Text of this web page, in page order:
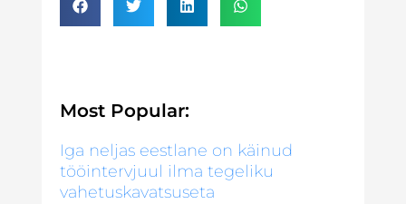
Most Popular:
Iga neljas eestlane on käinud
tööintervjuul ilma tegeliku
vahetuskavatsuseta